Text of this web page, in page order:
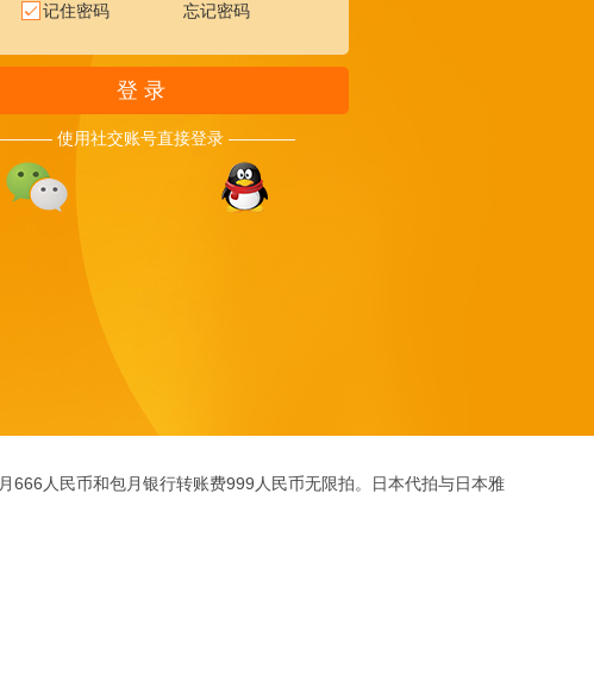
记住密码 忘记密码
登 录
使用社交账号直接登录 ————
666人民币和包月银行转账费999人民币无限拍。日本代拍与日本雅